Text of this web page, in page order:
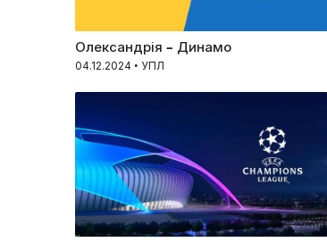
Олександрія – Динамо
04.12.2024 • УПЛ